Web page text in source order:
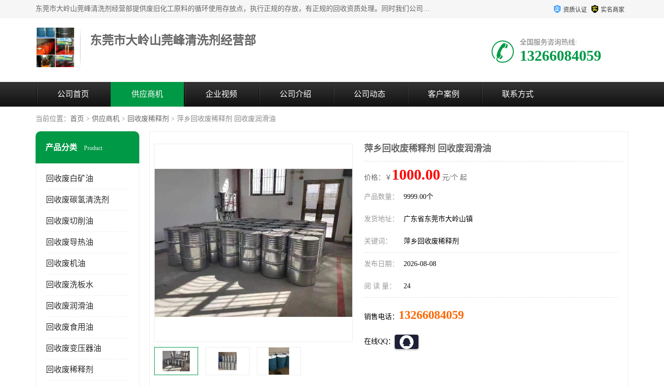
东莞市大岭山莞峰清洗剂经营部提供废旧化工原料的循环使用存放点，执行正规的存放，有正规的回收资质处理。同时我们公司批发零售回收级清洗剂，废液压油、废变压油、废清洗剂、脱模油、再生基础油，质量保证。 资质认证 实名商家
东莞市大岭山莞峰清洗剂经营部 全国服务咨询热线:
13266084059
公司首页 供应商机 企业视频 公司介绍 公司动态 客户案例 联系方式
当前位置： 首页 > 供应商机 > 回收废稀释剂 > 萍乡回收废稀释剂 回收废润滑油
产品分类 Product
回收废白矿油
回收废碳氢清洗剂
回收废切削油
回收废导热油
回收废机油
回收废洗板水
回收废润滑油
回收废食用油
回收废变压器油
回收废稀释剂
萍乡回收废稀释剂 回收废润滑油
价格：￥ 1000.00 元/个 起
产品数量： 9999.00个
发货地址： 广东省东莞市大岭山镇
关键词： 萍乡回收废稀释剂
发布日期： 2026-08-08
阅 读 量： 24
销售电话： 13266084059
在线QQ：